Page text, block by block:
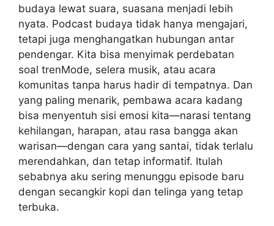
budaya lewat suara, suasana menjadi lebih
nyata. Podcast budaya tidak hanya mengajari,
tetapi juga menghangatkan hubungan antar
pendengar. Kita bisa menyimak perdebatan
soal trenMode, selera musik, atau acara
komunitas tanpa harus hadir di tempatnya. Dan
yang paling menarik, pembawa acara kadang
bisa menyentuh sisi emosi kita—narasi tentang
kehilangan, harapan, atau rasa bangga akan
warisan—dengan cara yang santai, tidak terlalu
merendahkan, dan tetap informatif. Itulah
sebabnya aku sering menunggu episode baru
dengan secangkir kopi dan telinga yang tetap
terbuka.